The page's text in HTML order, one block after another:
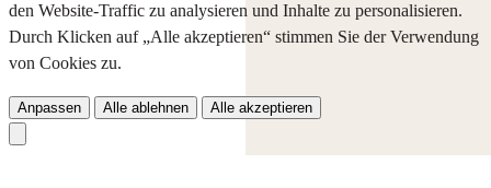
den Website-Traffic zu analysieren und Inhalte zu personalisieren.
Durch Klicken auf „Alle akzeptieren“ stimmen Sie der Verwendung
von Cookies zu.
Anpassen Alle ablehnen Alle akzeptieren